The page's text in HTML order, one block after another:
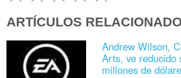
ARTÍCULOS
Andrew Wilson,
Arts, ve reducido
millones de